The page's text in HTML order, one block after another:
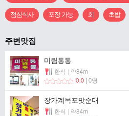
점심식사 포장 가능 회 초밥
주변맛집
미림통통
한식 | 약84m
0.0 | 0명
장가계목포맛순대
한식 | 약84m